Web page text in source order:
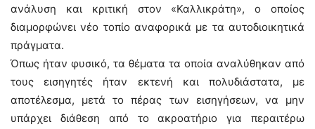
ανάλυση και κριτική στον «Καλλικράτη», ο οποίος
διαμορφώνει νέο τοπίο αναφορικά με τα αυτοδιοικητικά
πράγματα.
Όπως ήταν φυσικό, τα θέματα τα οποία αναλύθηκαν από
τους εισηγητές ήταν εκτενή και πολυδιάστατα, με
αποτέλεσμα, μετά το πέρας των εισηγήσεων, να μην
υπάρχει διάθεση από το ακροατήριο για περαιτέρω